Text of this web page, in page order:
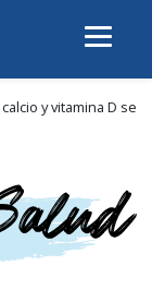
y vitamina D se